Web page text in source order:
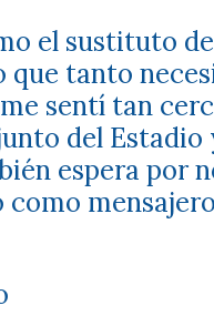
el sustituto
que tanto
sentí tan
del Estadio
espera por